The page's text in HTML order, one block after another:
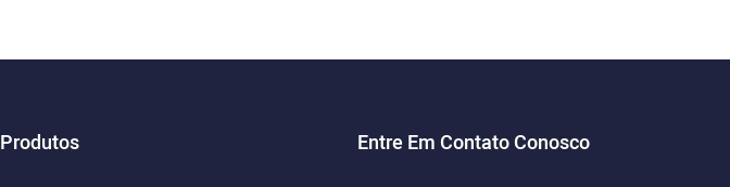
Produtos Entre Em Contato Conosco